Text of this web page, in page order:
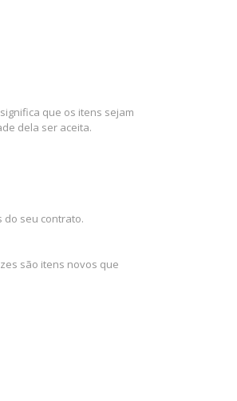
que os itens sejam
dela ser aceita.
do seu contrato.
são itens novos que